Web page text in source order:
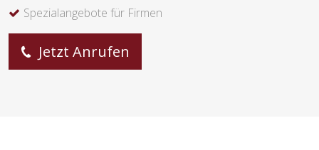
Spezialangebote für Firmen
Jetzt Anrufen